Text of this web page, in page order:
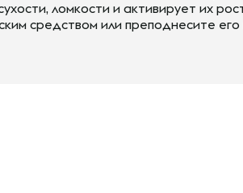
ломкости и активирует их
средством или преподнесите